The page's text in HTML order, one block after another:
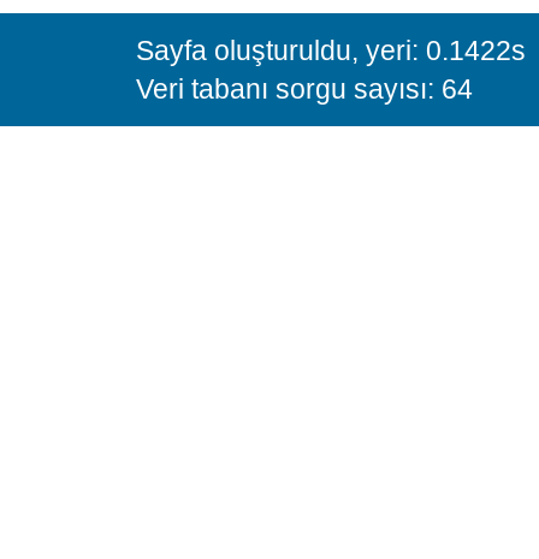
Sayfa oluşturuldu, yeri: 0.1422s
Veri tabanı sorgu sayısı: 64